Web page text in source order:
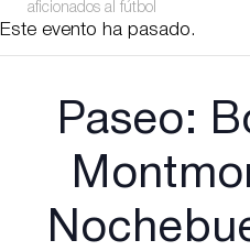
aficionados al fútbol
Este evento ha pasado.
Paseo: